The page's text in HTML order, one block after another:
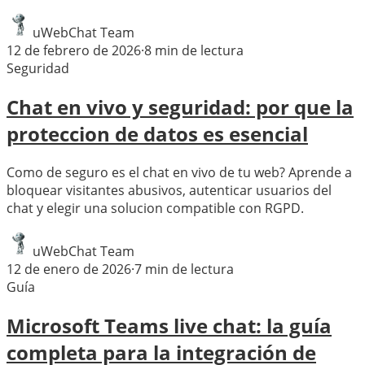
uWebChat Team
12 de febrero de 2026·8 min de lectura
Seguridad
Chat en vivo y seguridad: por que la
proteccion de datos es esencial
Como de seguro es el chat en vivo de tu web? Aprende a
bloquear visitantes abusivos, autenticar usuarios del
chat y elegir una solucion compatible con RGPD.
uWebChat Team
12 de enero de 2026·7 min de lectura
Guía
Microsoft Teams live chat: la guía
completa para la integración de